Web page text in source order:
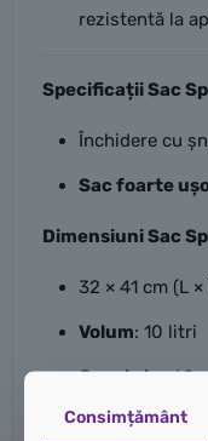
rezistentă la
Specificații Sac
Închidere cu
Sac foarte
Dimensiuni Sac
32 × 41 cm (L ×
Volum: 10 litri
Greutate: 60
Material:
Consimțământ